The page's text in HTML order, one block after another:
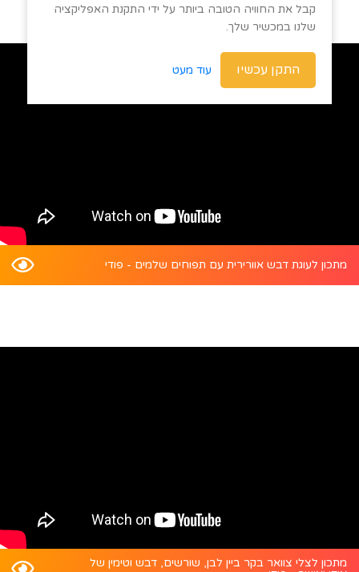
מתכון לעוגת דבש אוורירית עם תפוחים שלמים - פודי
מתכון לצלי צוואר בקר ביין לבן, שורשים, דבש וטימין של
קבל את החוויה הטובה ביותר על ידי התקנת האפליקציה
שלנו במכשיר שלך.
התקן עכשיו עוד מעט